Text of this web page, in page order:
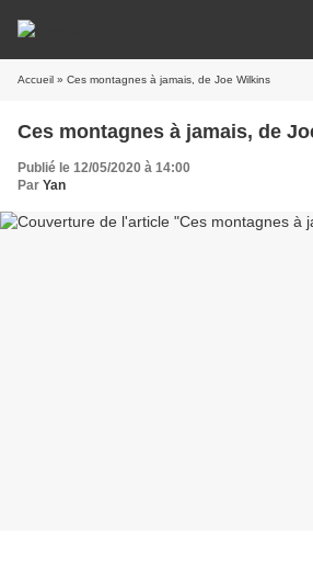
Accueil » Ces montagnes à jamais, de Joe Wilkins
Ces montagnes à jamais, de
Publié le 12/05/2020 à 14:00
Par Yan